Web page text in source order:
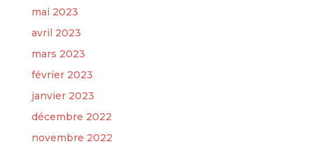
mai 2023
avril 2023
mars 2023
février 2023
janvier 2023
décembre 2022
novembre 2022